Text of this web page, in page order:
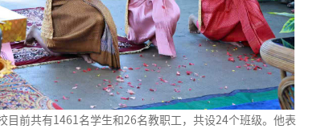
目前共有1461名学生和26名教职工，共设24个班级。他表